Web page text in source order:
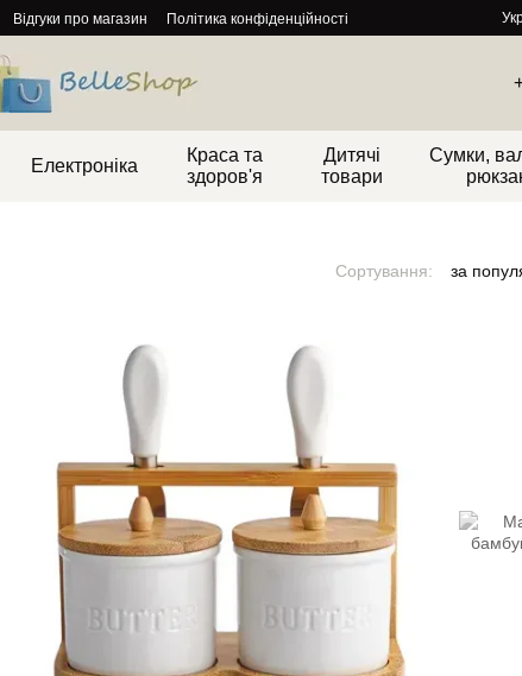
Відгуки про магазин Політика конфіденційності
Електроніка
Краса та
здоров'я
Дитячі
товари
Сумки,
Сортування: за